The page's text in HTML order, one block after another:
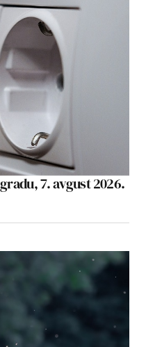
7. avgust 2026.